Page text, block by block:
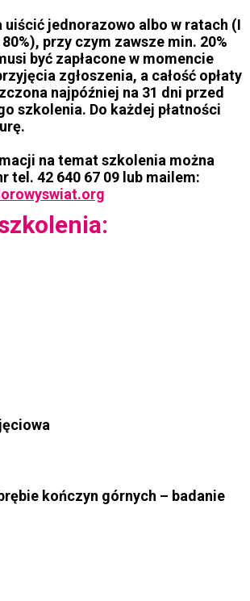
uiścić jednorazowo albo w ratach (I
przy czym zawsze min. 20%
być zapłacone w momencie
zgłoszenia, a całość opłaty
najpóźniej na 31 dni przed
szkolenia. Do każdej płatności
na temat szkolenia można
tel. 42 640 67 09 lub mailem:
kończyn górnych – badanie